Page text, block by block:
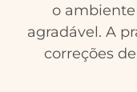
o
agradável. A
correções